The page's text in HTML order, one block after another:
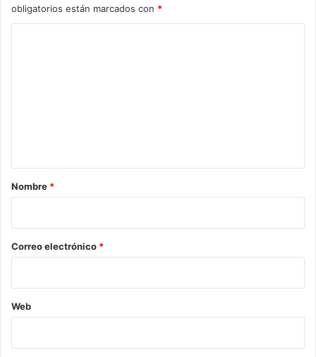
obligatorios están marcados con *
r
*
Nombre *
Correo electrónico *
Web